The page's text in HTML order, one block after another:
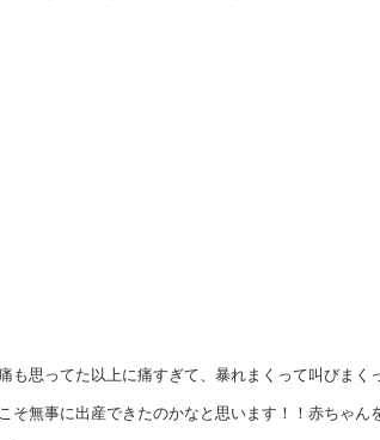
思ってた以上に痛すぎて、暴れまくって叫びまく
無事に出産できたのかなと思います！！赤ちゃん